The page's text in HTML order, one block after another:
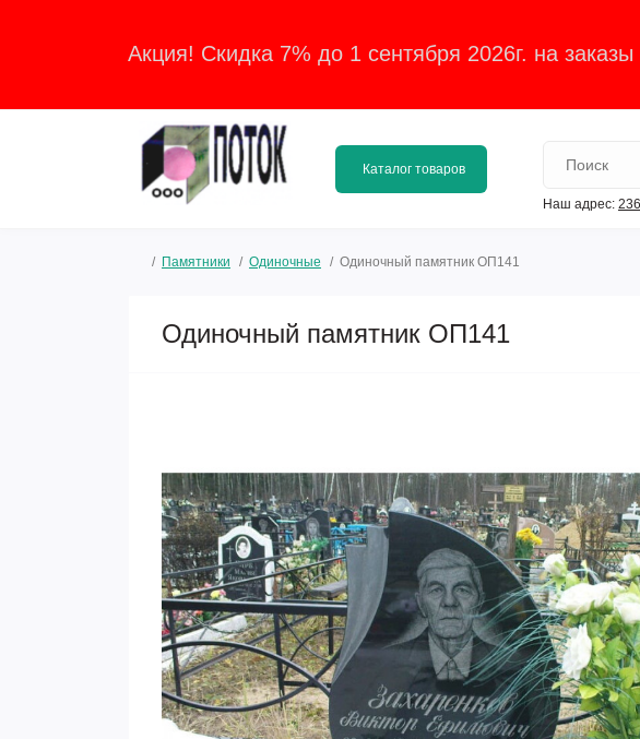
Акция! Скидка 7% до 1 сентября 2026г. на
Каталог товаров
Наш адрес:
Памятники Одиночные Одиночный памятник ОП141
Одиночный памятник ОП141